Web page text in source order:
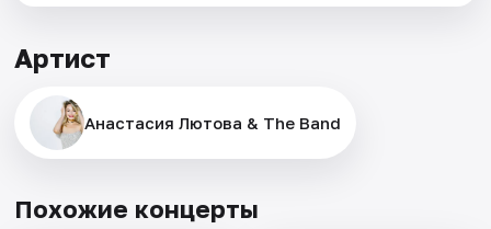
Артист
Анастасия Лютова & The Band
Похожие концерты